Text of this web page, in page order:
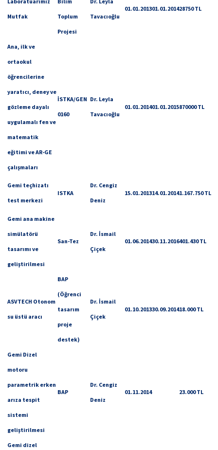
Mutfak Toplum
Projesi
Tavacıoğlu
01.01.201301.01.201428750 TL
Ana, ilk ve
ortaokul
öğrencilerine
yaratıcı, deney ve
gözleme dayalı
uygulamalı fen ve
matematik
eğitimi ve AR-GE
çalışmaları
İSTKA/GEN
0160
Dr. Leyla
Tavacıoğlu
01.01.201401.01.2015870000 TL
Gemi teçhizatı
test merkezi
ISTKA
Dr. Cengiz
Deniz
15.01.201314.01.20141.167.750 TL
Gemi ana makine
simülatörü
tasarımı ve
geliştirilmesi
San-Tez
Dr. İsmail
Çiçek
01.06.201430.11.2016401.430 TL
ASVTECH Otonom
su üstü aracı
BAP
(Öğrenci
tasarım
proje
destek)
Dr. İsmail
Çiçek
01.10.201330.09.201418.000 TL
Gemi Dizel
motoru
parametrik erken
arıza tespit
sistemi
geliştirilmesi
BAP
Dr. Cengiz
Deniz
01.11.2014 23.000 TL
Gemi dizel